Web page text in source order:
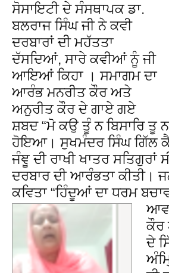
ਸੋਸਾਇਟੀ ਦੇ ਸੰਸਥਾਪਕ ਡਾ.
ਬਲਰਾਜ ਸਿੰਘ ਜੀ ਨੇ ਕਵੀ
ਦਰਬਾਰਾਂ ਦੀ ਮਹੱਤਤਾ
ਦੱਸਦਿਆਂ, ਸਾਰੇ ਕਵੀਆਂ ਨੂੰ ਜੀ
ਆਇਆਂ ਕਿਹਾ । ਸਮਾਗਮ ਦਾ
ਆਰੰਭ ਮਨਰੀਤ ਕੌਰ ਅਤੇ
ਅਨੁਰੀਤ ਕੌਰ ਦੇ ਗਾਏ ਗਏ
ਸ਼ਬਦ “ਮੋ ਕਉ ਤੂੰ ਨ ਬਿਸਾਰਿ ਤੂ
ਹੋਇਆ। ਸੁਖਮੰਦਰ ਸਿੰਘ ਗਿੱਲ
ਜੰਞੂ ਦੀ ਰਾਖੀ ਖਾਤਰ
ਦਰਬਾਰ ਦੀ ਆਰੰਭਤਾ ਕੀਤੀ।
ਕਵਿਤਾ “ਹਿੰਦੂਆਂ ਦਾ ਧਰਮ
ਕੌਰ
ਦੇ